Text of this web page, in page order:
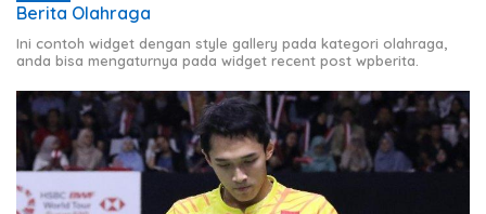
Berita Olahraga
Ini contoh widget dengan style gallery pada kategori olahraga,
anda bisa mengaturnya pada widget recent post wpberita.